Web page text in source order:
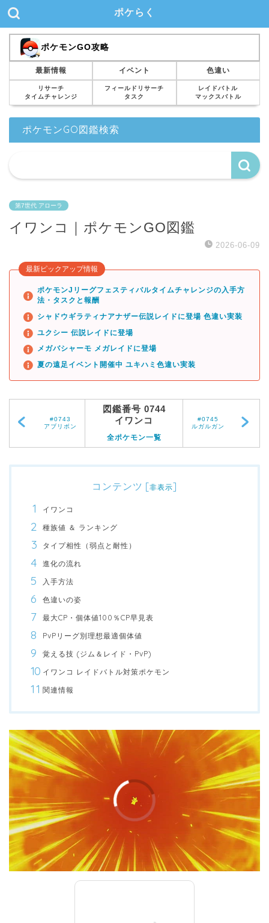
ポケらく
ポケモンGO攻略
最新情報 イベント 色違い
リサーチ
タイムチャレンジ
フィールドリサーチ
タスク
レイドバトル
マックスバトル
ポケモンGO図鑑検索
第7世代 アローラ
イワンコ｜ポケモンGO図鑑
2026-06-09
最新ピックアップ情報
ポケモンJリーグフェスティバルタイムチャレンジの入手方
法・タスクと報酬
シャドウギラティナアナザー伝説レイドに登場 色違い実装
ユクシー 伝説レイドに登場
メガバシャーモ メガレイドに登場
夏の遠足イベント開催中 ユキハミ色違い実装
#0743
アブリボン
図鑑番号 0744
イワンコ
全ポケモン一覧
#0745
ルガルガン
コンテンツ [非表示]
イワンコ
種族値 ＆ ランキング
タイプ相性（弱点と耐性）
進化の流れ
入手方法
色違いの姿
最大CP・個体値100％CP早見表
PvPリーグ別理想最適個体値
覚える技 (ジム＆レイド・PvP)
イワンコ レイドバトル対策ポケモン
関連情報
00:00 /01:00